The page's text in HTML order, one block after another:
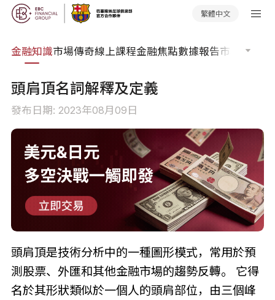
繁體中文
金融知識市場傳奇線上課程金融焦點數據報告市場分析
頭肩頂名詞解釋及定義
發布日期: 2023年08月09日
頭肩頂是技術分析中的一種圖形模式，常用於預
測股票、外匯和其他金融市場的趨勢反轉。 它得
名於其形狀類似於一個人的頭肩部位，由三個峰